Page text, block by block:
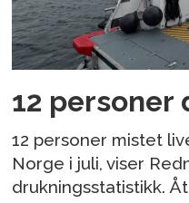
12
12 personer mistet
Norge i juli, viser
drukningsstatistikk.